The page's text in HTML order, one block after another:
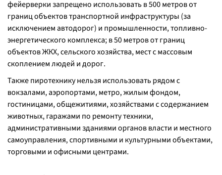
фейерверки запрещено использовать в 500 метров от
границ объектов транспортной инфраструктуры (за
исключением автодорог) и промышленности, топливно-
энергетического комплекса; в 50 метров от границ
объектов ЖКХ, сельского хозяйства, мест с массовым
скоплением людей и дорог.
Также пиротехнику нельзя использовать рядом с
вокзалами, аэропортами, метро, жилым фондом,
гостиницами, общежитиями, хозяйствами с содержанием
животных, гаражами по ремонту техники,
административными зданиями органов власти и местного
самоуправления, спортивными и культурными объектами,
торговыми и офисными центрами.